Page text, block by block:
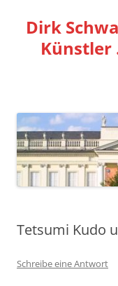
springen
Dirk
Tetsumi Kudo
Schreibe eine Antwort